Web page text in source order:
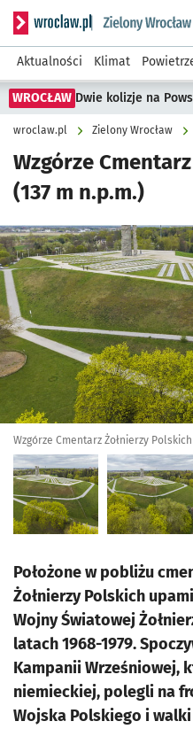
Serwis informacyjny
Aktualności Klimat
WROCŁAW Dwie kolizje na
wroclaw.pl Zielony Wrocław
Wzgórze
(137 m n.p.m.)
Kliknij, aby zobaczyć galerię
Kliknij, aby powiększyć
Wzgórze Cmentarz Żołnierzy
Położone w pobliżu
Żołnierzy Polskich
Wojny Światowej
latach 1968-1979.
Kampanii Wrześniowej,
niemieckiej, polegli na
Wojska Polskiego i